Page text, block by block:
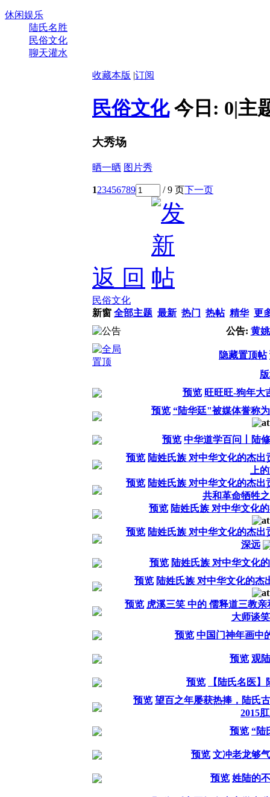
休闲娱乐
陆氏名胜
民俗文化
聊天灌水
收藏本版 |订阅
民俗文化 今日: 0|主
大秀场
晒一晒 图片秀
123456789 / 9 页下一页
返 回
民俗文化
新窗 全部主题 最新 热门 热帖 精华 更
公告: 黄
隐藏置顶帖
预览 旺旺旺-狗年大
预览 “陆华廷"被媒体誉称
预览 中华道学百问丨陆
预览 陆姓氏族 对中华文化的杰
上
预览 陆姓氏族 对中华文化的杰
共和革命牺牲
预览 陆姓氏族 对中华文化
预览 陆姓氏族 对中华文化的杰
深远
预览 陆姓氏族 对中华文化
预览 陆姓氏族 对中华文化的杰
预览 虎溪三笑 中的 儒释道三教
大师谈笑
预览 中国门神年画中
预览 观
预览
【陆氏名医
预览 望百之年屡获热捧，陆氏
2015
预览 “陆
预览 文冲老龙够
预览 姓陆的